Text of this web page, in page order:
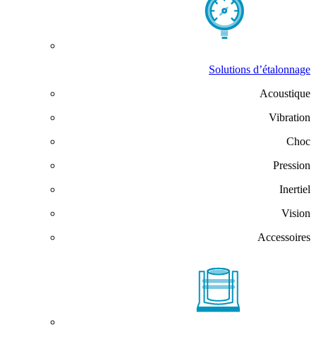
Solutions d’étalonnage
Acoustique
Vibration
Choc
Pression
Inertiel
Vision
Accessoires